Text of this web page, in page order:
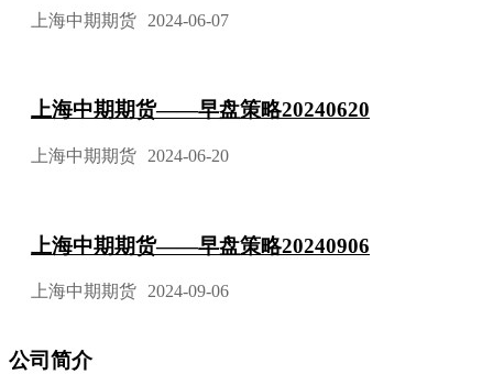
上海中期期货 2024-06-07
上海中期期货——早盘策略20240620
上海中期期货 2024-06-20
上海中期期货——早盘策略20240906
上海中期期货 2024-09-06
公司简介